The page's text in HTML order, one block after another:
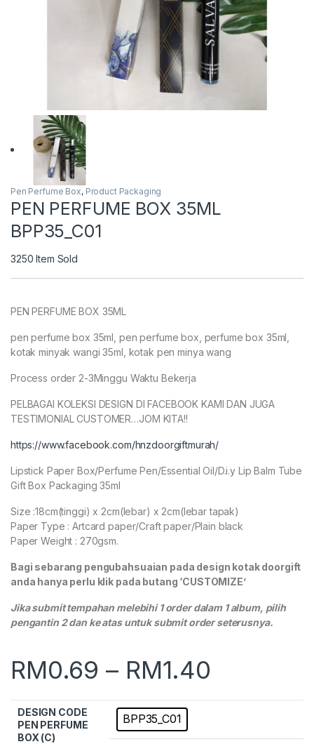
Pen Perfume Box, Product Packaging
PEN PERFUME BOX 35ML
BPP35_C01
3250 Item Sold
PEN PERFUME BOX 35ML
pen perfume box 35ml, pen perfume box, perfume box 35ml,
kotak minyak wangi 35ml, kotak pen minya wang
Process order 2-3Minggu Waktu Bekerja
PELBAGAI KOLEKSI DESIGN DI FACEBOOK KAMI DAN JUGA
TESTIMONIAL CUSTOMER…JOM KITA!!
https://www.facebook.com/hnzdoorgiftmurah/
Lipstick Paper Box/Perfume Pen/Essential Oil/D.i.y Lip Balm Tube
Gift Box Packaging 35ml
Size :18cm(tinggi) x 2cm(lebar) x 2cm(lebar tapak)
Paper Type : Artcard paper/Craft paper/Plain black
Paper Weight : 270gsm.
Bagi sebarang pengubahsuaian pada design kotak doorgift
anda hanya perlu klik pada butang ‘CUSTOMIZE’
Jika submit tempahan melebihi 1 order dalam 1 album, pilih
pengantin 2 dan ke atas untuk submit order seterusnya.
RM0.69 – RM1.40
DESIGN CODE
PEN PERFUME
BOX (C)
BPP35_C01